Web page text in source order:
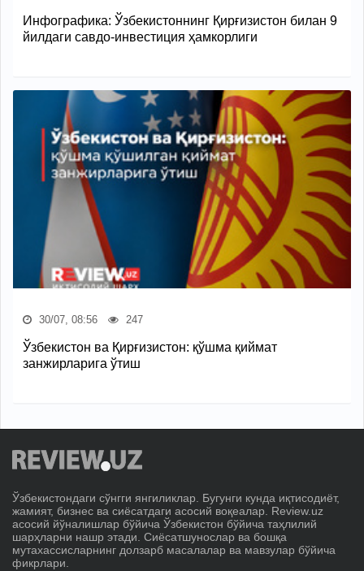
Инфографика: Ўзбекистоннинг Қирғизистон билан 9
йилдаги савдо-инвестиция ҳамкорлиги
30/07, 08:56 247
Ўзбекистон ва Қирғизистон: қўшма қиймат
занжирларига ўтиш
Ўзбекистондаги сўнгги янгиликлар. Бугунги кунда иқтисодиёт,
жамият, бизнес ва сиёсатдаги асосий воқеалар. Review.uz
асосий йўналишлар бўйича Ўзбекистон бўйича таҳлилий
шарҳларни нашр этади. Сиёсатшунослар ва бошқа
мутахассисларнинг долзарб масалалар ва мавзулар бўйича
фикрлари.